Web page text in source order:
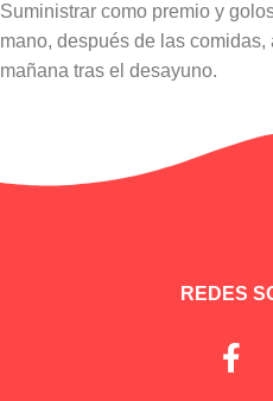
Suministrar como premio y
mano, después de las
mañana tras el desayuno.
REDES